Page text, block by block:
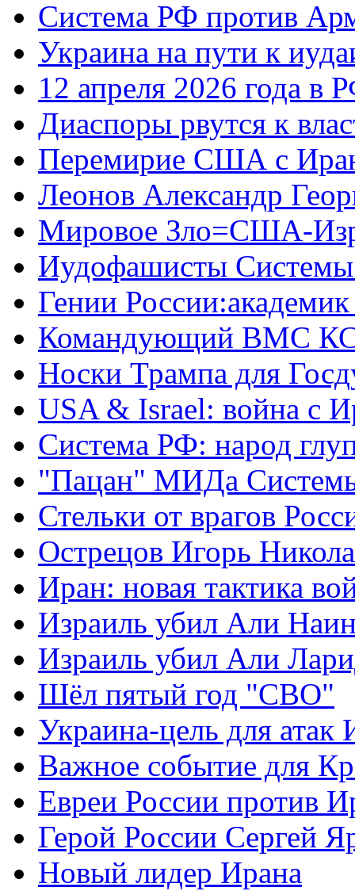
Система РФ против
Украина на пути к
12 апреля 2026 года в
Диаспоры рвутся к
Перемирие США с
Леонов Александр
Мировое Зло=США-
Иудофашисты
Гении
Командующий ВМС
Носки Трампа для
USA & Israel: война с
Система РФ: народ
"Пацан" МИДа
Стельки от врагов
Острецов Игорь
Иран: новая тактика
Израиль убил Али
Израиль убил Али
Шёл пятый год "СВО"
Украина-цель для атак
Важное событие для
Евреи России против
Герой России Сергей
Новый лидер Ирана